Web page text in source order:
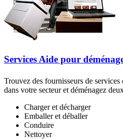
Services Aide pour
Trouvez des fournisseurs de
dans votre secteur et déménagez
Charger et décharger
Emballer et déballer
Conduire
Nettoyer